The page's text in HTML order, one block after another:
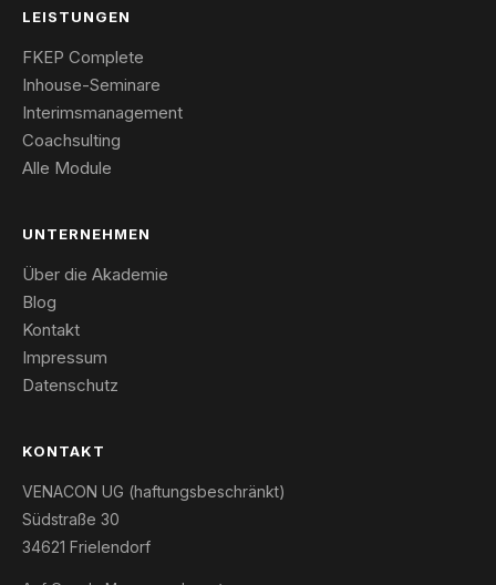
LEISTUNGEN
FKEP Complete
Inhouse-Seminare
Interimsmanagement
Coachsulting
Alle Module
UNTERNEHMEN
Über die Akademie
Blog
Kontakt
Impressum
Datenschutz
KONTAKT
VENACON UG (haftungsbeschränkt)
Südstraße 30
34621 Frielendorf